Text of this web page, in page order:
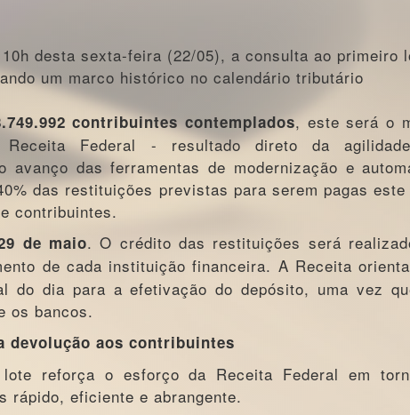
desta sexta-feira (22/05), a consulta ao primeiro
um marco histórico no calendário tributário
contribuintes contemplados, este será o
Federal - resultado direto da
avanço das ferramentas de modernização e
das restituições previstas para serem pagas
contribuintes.
de maio. O crédito das restituições será
de cada instituição financeira. A Receita
do dia para a efetivação do depósito, uma vez
os bancos.
devolução aos contribuintes
reforça o esforço da Receita Federal em
rápido, eficiente e abrangente.